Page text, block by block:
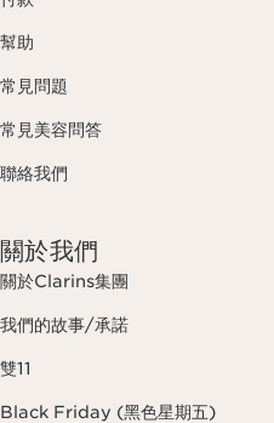
幫助
常見問題
常見美容問答
聯絡我們
關於我們
關於Clarins集團
我們的故事/承諾
雙11
Black Friday (黑色星期五)